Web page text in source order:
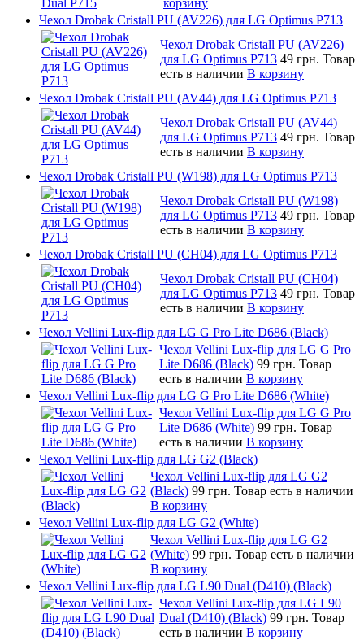
Чехол Drobak Cristall PU (AV226) для LG Optimus P713
Чехол Drobak Cristall PU (AV226)
для LG Optimus P713 49 грн. Товар
есть в наличии В корзину
Чехол Drobak Cristall PU (AV44) для LG Optimus P713
Чехол Drobak Cristall PU (AV44)
для LG Optimus P713 49 грн. Товар
есть в наличии В корзину
Чехол Drobak Cristall PU (W198) для LG Optimus P713
Чехол Drobak Cristall PU (W198)
для LG Optimus P713 49 грн. Товар
есть в наличии В корзину
Чехол Drobak Cristall PU (CH04) для LG Optimus P713
Чехол Drobak Cristall PU (CH04)
для LG Optimus P713 49 грн. Товар
есть в наличии В корзину
Чехол Vellini Lux-flip для LG G Pro Lite D686 (Black)
Чехол Vellini Lux-flip для LG G Pro
Lite D686 (Black) 99 грн. Товар
есть в наличии В корзину
Чехол Vellini Lux-flip для LG G Pro Lite D686 (White)
Чехол Vellini Lux-flip для LG G Pro
Lite D686 (White) 99 грн. Товар
есть в наличии В корзину
Чехол Vellini Lux-flip для LG G2 (Black)
Чехол Vellini Lux-flip для LG G2
(Black) 99 грн. Товар есть в наличии
В корзину
Чехол Vellini Lux-flip для LG G2 (White)
Чехол Vellini Lux-flip для LG G2
(White) 99 грн. Товар есть в наличии
В корзину
Чехол Vellini Lux-flip для LG L90 Dual (D410) (Black)
Чехол Vellini Lux-flip для LG L90
Dual (D410) (Black) 99 грн. Товар
есть в наличии В корзину